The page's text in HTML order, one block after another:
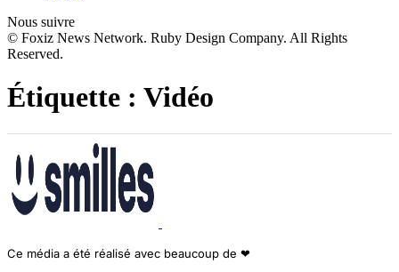
Nous suivre
© Foxiz News Network. Ruby Design Company. All Rights
Reserved.
Étiquette : Vidéo
Ce média a été réalisé avec beaucoup de ❤︎